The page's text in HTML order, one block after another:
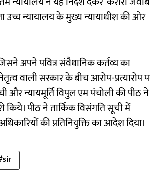
उच्च न्यायालय के मुख्य न्यायाधीश की ओर
अपने पवित्र संवैधानिक कर्तव्य का
वाली सरकार के बीच आरोप-प्रत्यारोप
और न्यायमूर्ति विपुल एम पंचोली की पीठ ने
किये। पीठ ने तार्किक विसंगति सूची में
की प्रतिनियुक्ति का आदेश दिया।